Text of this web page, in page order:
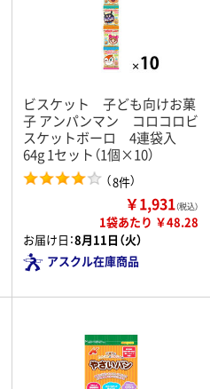
ビスケット 子ども向けお菓
子 アンパンマン コロコロビ
スケットボーロ 4連袋入
64g 1セット（1個×10）
（8件）
￥1,931（税込）
1袋あたり ￥48.28
お届け日：8月11日（火）
アスクル在庫商品